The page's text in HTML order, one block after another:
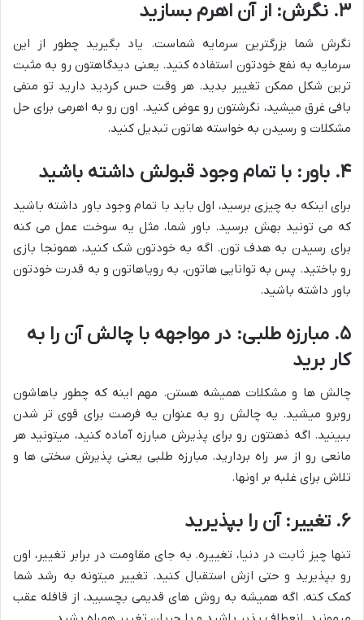
۳. نگرش: از آن اهرم بسازید
نگرش شما بزرگترین سرمایه شماست. یاد بگیرید چطور از این
سرمایه به نفع خودتون استفاده کنید. یعنی دیدگاهتون رو به مثبت
ترین شکل ممکن تغییر بدید. هر وقت حس کردید دارید تو منفی
بافی غرق میشید، نگرشتون رو عوض کنید. اون رو به اهرمی برای حل
مشکلات و رسیدن به خواسته هاتون تبدیل کنید.
۴. باور: با تمام وجود قبولش داشته باشید
برای اینکه به چیزی برسید، اول باید با تمام وجود باور داشته باشید
که می تونید بهش برسید. باور شما، مثل یه سوخت عمل می کنه
برای رسیدن به هدف تون. اگه به خودتون شک کنید، همونجا بازی
رو باختید. پس به توانایی هاتون، به رویاهاتون و به قدرت خودتون
باور داشته باشید.
۵. مبارزه طلبی: در مواجهه با چالش آن را به
کار برید
چالش ها و مشکلات همیشه هستن. مهم اینه که چطور باهاشون
روبرو میشید. یه چالش رو به عنوان یه فرصت برای قوی تر شدن
ببینید. اگه ذهنتون رو برای پذیرش مبارزه آماده کنید، میتونید هر
مانعی رو از سر راه بردارید. مبارزه طلبی یعنی پذیرش سختی ها و
تلاش برای غلبه بر اونها.
۶. تغییر: آن را بپذیرید
تنها چیز ثابت در دنیا، تغییره. به جای مقاومت در برابر تغییر، اون
رو بپذیرید و حتی ازش استقبال کنید. تغییر میتونه به رشد شما
کمک کنه. اگه همیشه به روش های قدیمی بچسبید، از قافله عقب